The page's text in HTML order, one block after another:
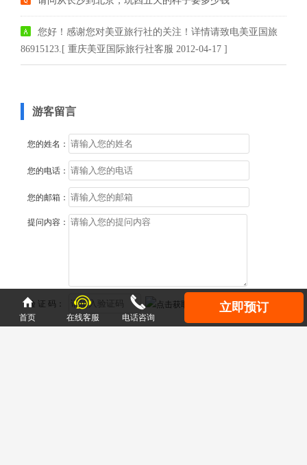
您好！感谢您对美亚旅行社的关注！详情请致电美亚国旅
86915123.[ 重庆美亚国际旅行社客服 2012-04-17 ]
游客留言
您的姓名：
您的电话：
您的邮箱：
提问内容：
验 证 码：

首页

在线客服

电话咨询
立即预订